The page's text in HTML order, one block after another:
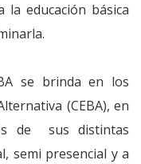
la educación básica
se brinda en los
(CEBA), en
de sus distintas
semi presencial y a